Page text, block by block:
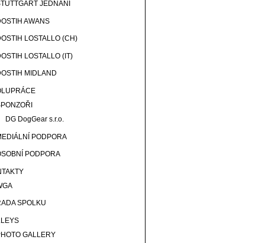
JEDNÁNÍ
AWANS
LOSTALLO (CH)
LOSTALLO (IT)
MIDLAND
DG DogGear s.r.o.
PODPORA
PODPORA
SPOLKU
GALLERY